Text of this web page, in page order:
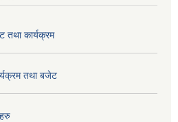
तथा कार्यक्रम
तथा बजेट